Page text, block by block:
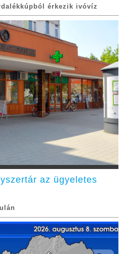
érkezik ivóvíz
az ügyeletes